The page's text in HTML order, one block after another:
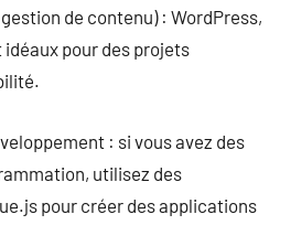
de contenu) : WordPress,
pour des projets
: si vous avez des
utilisez des
pour créer des applications